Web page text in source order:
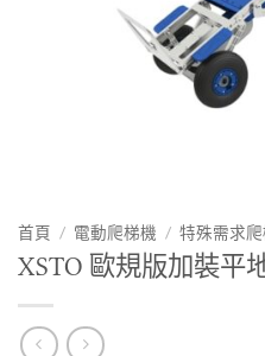
首頁 / 電動爬梯機 / 特殊需求
XSTO 歐規版加裝平